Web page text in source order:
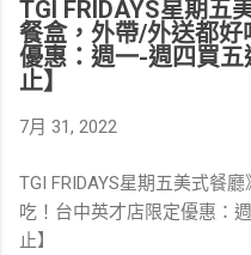
TGI FRIDAYS星期五
餐盒，外帶/外送都
優惠：週一-週四買
止】
7月 31, 2022
TGI FRIDAYS星期五美式餐
吃！台中英才店限定優惠：
止】